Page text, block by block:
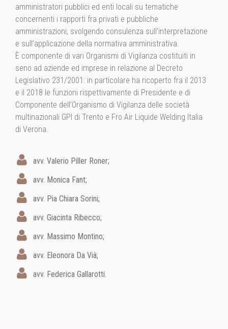
amministratori pubblici ed enti locali su tematiche
concernenti i rapporti fra privati e pubbliche
amministrazioni, svolgendo consulenza sull’interpretazione
e sull’applicazione della normativa amministrativa.
È componente di vari Organismi di Vigilanza costituiti in
seno ad aziende ed imprese in relazione al Decreto
Legislativo 231/2001: in particolare ha ricoperto fra il 2013
e il 2018 le funzioni rispettivamente di Presidente e di
Componente dell’Organismo di Vigilanza delle società
multinazionali GPI di Trento e Fro Air Liquide Welding Italia
di Verona.
avv. Valerio Piller Roner;
avv. Monica Fant;
avv. Pia Chiara Sorini;
avv. Giacinta Ribecco;
avv. Massimo Montino;
avv. Eleonora Da Vià;
avv. Federica Gallarotti.